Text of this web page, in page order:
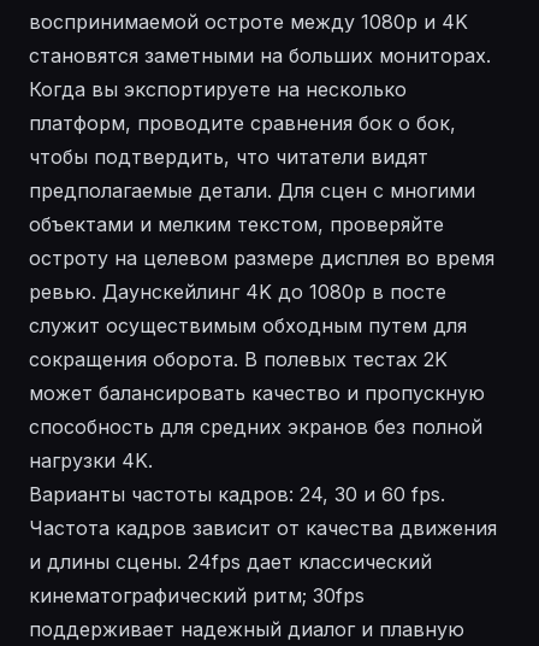
воспринимаемой остроте между 1080p и 4K
становятся заметными на больших мониторах.
Когда вы экспортируете на несколько
платформ, проводите сравнения бок о бок,
чтобы подтвердить, что читатели видят
предполагаемые детали. Для сцен с многими
объектами и мелким текстом, проверяйте
остроту на целевом размере дисплея во время
ревью. Даунскейлинг 4K до 1080p в посте
служит осуществимым обходным путем для
сокращения оборота. В полевых тестах 2K
может балансировать качество и пропускную
способность для средних экранов без полной
нагрузки 4K.
Варианты частоты кадров: 24, 30 и 60 fps.
Частота кадров зависит от качества движения
и длины сцены. 24fps дает классический
кинематографический ритм; 30fps
поддерживает надежный диалог и плавную